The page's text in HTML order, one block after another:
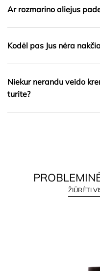
Ar rozmarino aliejus
Kodėl pas Jus nėra
Niekur nerandu veido
turite?
ŽIŪRĖTI